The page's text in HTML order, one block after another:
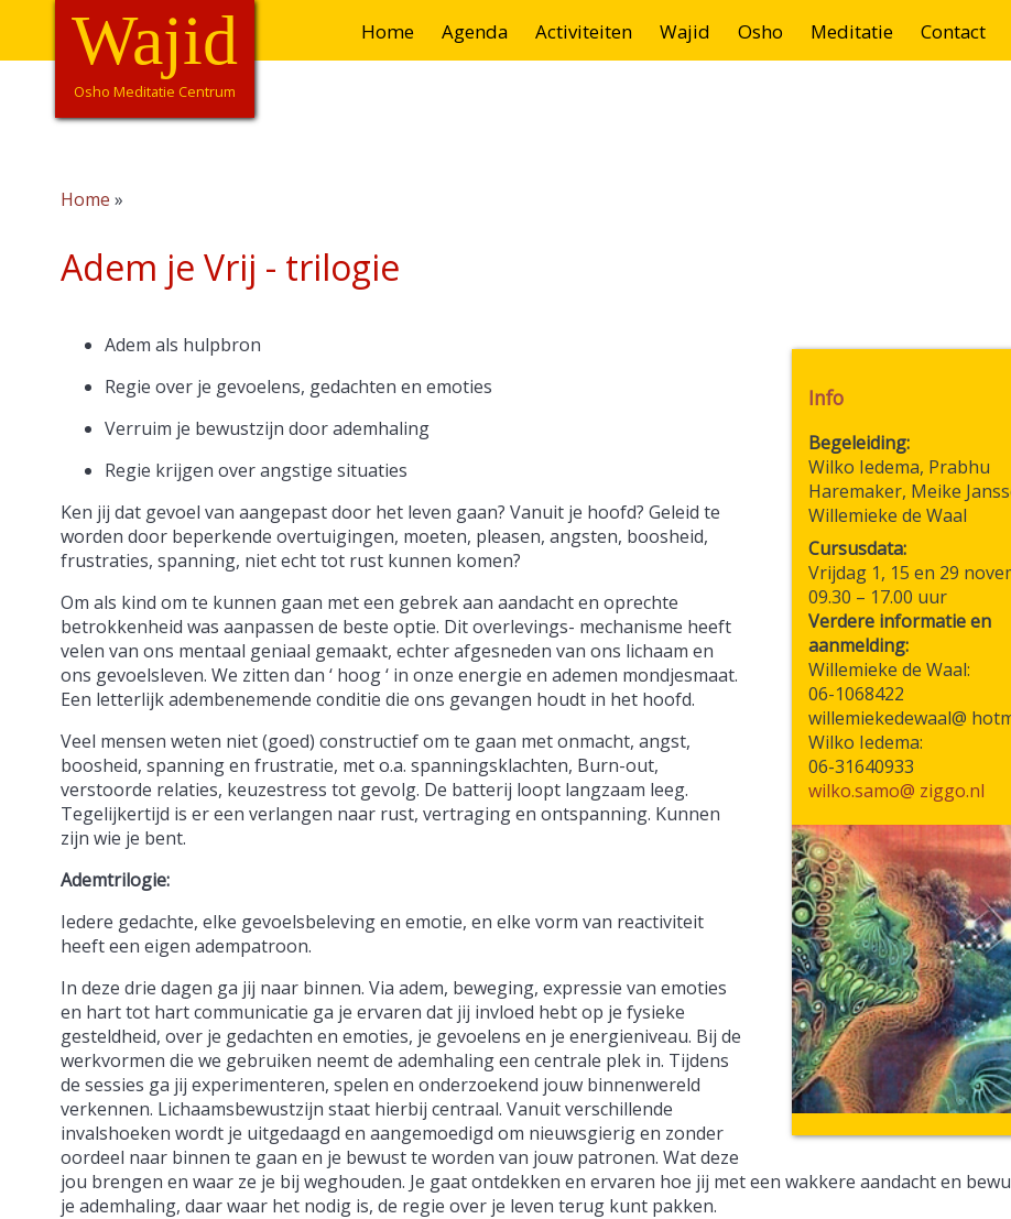
main
Hoofdnavigatie
Home Agenda Activiteiten Wajid Osho Meditatie Contact
Wajid
Osho Meditatie Centrum
Home
Adem je Vrij - trilogie
Info
Begeleiding
Wilko Iedema, Prabhu
Haremaker, Meike
Willemieke de Waal
Cursusdata:
Vrijdag 1, 15 en 29
09.30 – 17.00 uur
Verdere informatie en
aanmelding:
Willemieke de Waal:
06-1068422
willemiekedewaal@
Wilko Iedema:
06-31640933
wilko.samo@ ziggo.nl
Adem als hulpbron
Regie over je gevoelens, gedachten en emoties
Verruim je bewustzijn door ademhaling
Regie krijgen over angstige situaties
Ken jij dat gevoel van aangepast door het leven gaan? Vanuit je hoofd? Geleid te
worden door beperkende overtuigingen, moeten, pleasen, angsten, boosheid,
frustraties, spanning, niet echt tot rust kunnen komen?
Om als kind om te kunnen gaan met een gebrek aan aandacht en oprechte
betrokkenheid was aanpassen de beste optie. Dit overlevings- mechanisme heeft
velen van ons mentaal geniaal gemaakt, echter afgesneden van ons lichaam en
ons gevoelsleven. We zitten dan ‘ hoog ‘ in onze energie en ademen mondjesmaat.
Een letterlijk adembenemende conditie die ons gevangen houdt in het hoofd.
Veel mensen weten niet (goed) constructief om te gaan met onmacht, angst,
boosheid, spanning en frustratie, met o.a. spanningsklachten, Burn-out,
verstoorde relaties, keuzestress tot gevolg. De batterij loopt langzaam leeg.
Tegelijkertijd is er een verlangen naar rust, vertraging en ontspanning. Kunnen
zijn wie je bent.
Ademtrilogie:
Iedere gedachte, elke gevoelsbeleving en emotie, en elke vorm van reactiviteit
heeft een eigen adempatroon.
In deze drie dagen ga jij naar binnen. Via adem, beweging, expressie van emoties
en hart tot hart communicatie ga je ervaren dat jij invloed hebt op je fysieke
gesteldheid, over je gedachten en emoties, je gevoelens en je energieniveau. Bij de
werkvormen die we gebruiken neemt de ademhaling een centrale plek in. Tijdens
de sessies ga jij experimenteren, spelen en onderzoekend jouw binnenwereld
verkennen. Lichaamsbewustzijn staat hierbij centraal. Vanuit verschillende
invalshoeken wordt je uitgedaagd en aangemoedigd om nieuwsgierig en zonder
oordeel naar binnen te gaan en je bewust te worden van jouw patronen. Wat deze
jou brengen en waar ze je bij weghouden. Je gaat ontdekken en ervaren hoe jij met een wakkere aandacht en
je ademhaling, daar waar het nodig is, de regie over je leven terug kunt pakken.